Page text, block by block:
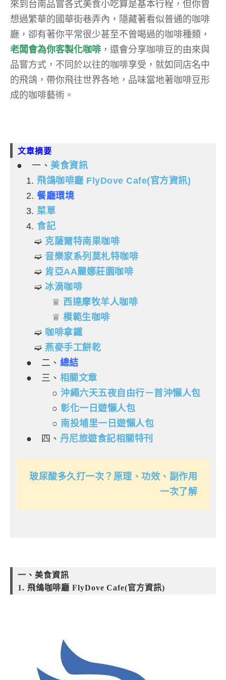
來到台南品嘗各式美食小吃算是基本行程，但你曾
想過繁華的國華街巷弄內，隱藏著看似普通的咖啡
廳，卻有著你平常很少甚至不曾喝過的咖啡種類，
老闆會為你客製化咖啡 ，還會分享咖啡豆的由來與
品嘗方式，不同於以往的咖啡享受，就如同店名中
的飛鴿，帶你飛往世界各地，品味當地著咖啡豆形
成的咖啡藝術。
文章摘要
● 一、 美食資訊
1. 飛鴿咖啡廳 FlyDove Cafe(官方資訊)
2. 餐廳環境
3. 菜單
4. 食記
➫ 克薩爾特南果咖啡
➫ 音樂家系列莫札特咖啡
➫ 肯亞AA麗娜莊園咖啡
➫ 冰滴咖啡
♕ 西達摩牧羊人咖啡
♕ 模範生咖啡
➫ 咖啡拿鐵
➫ 燕麥手工餅乾
● 二、 總結
● 三、 相關文章
○ 沖繩六天五夜自由行－首沖懶人包
○ 彰化一日遊懶人包
○ 南投埔里一日遊懶人包
●
四、 丹尼旅遊食記相關特刊
玻尿酸多久打一次？原理、功效、副作用
一次了解
一、美食資訊
1. 飛鴿咖啡廳 FlyDove Cafe(官方資訊)